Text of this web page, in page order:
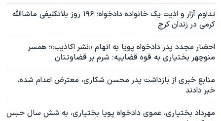
تداوم آزار و اذیت یک خانواده دادخواه؛ ۱۹۶ روز بلاتکلیفی ماشاالله
کرمی در زندان کرج
احضار مجدد پدر دادخواه پویا به اتهام «نشر اکاذیب»؛ همسر
منوچهر بختیاری به قوه قضاییه: شرم بر قضاوتتان
منابع خبری از بازداشت پدر محسن شکاری، معترض اعدام شده،
خبر دادند
مهرداد بختیاری، عموی دادخواه پویا بختیاری، به شش سال حبس